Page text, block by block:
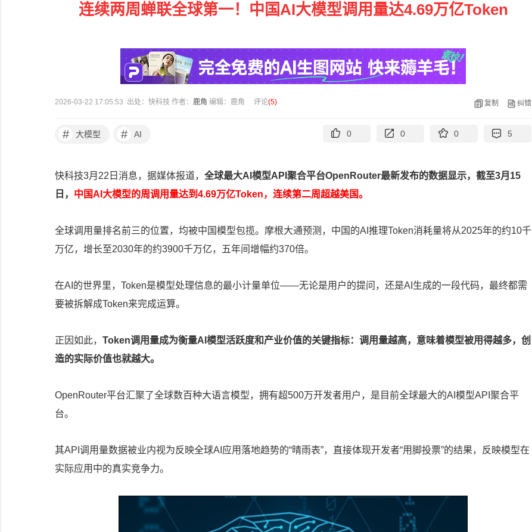
连续两周蝉联全球第一！中国AI大模型调用量达4.69万亿Token
2026-03-22 17:05:53 出处：快科技 作者： 鹿角 编辑：鹿角 评论(5) 复制 纠错
# 大模型 # AI 0 0 0 5
快科技3月22日消息，据媒体报道， 全球最大AI模型API聚合平台OpenRouter最新发布的数据显示，截至3月15
日， 中国AI大模型的周调用量达到4.69万亿Token，连续第二周超越美国。
全球调用量排名前三的位置，均被中国模型包揽。摩根大通预测，中国的AI推理Token消耗量将从2025年的约10千
万亿，增长至2030年的约3900千万亿，五年间增幅约370倍。
在AI的世界里，Token是模型处理信息的最小计量单位——无论是用户的提问，还是AI生成的一段代码，最终都需
要被拆解成Token来完成运算。
正因如此， Token调用量成为衡量AI模型活跃度和产业价值的关键指标：调用量越高，意味着模型被用得越多，创
造的实际价值也就越大。
OpenRouter平台汇聚了全球数百种大语言模型，拥有超500万开发者用户，是目前全球最大的AI模型API聚合平
台。
其API调用量数据被业内视为反映全球AI应用落地趋势的“晴雨表”，直接体现开发者“用脚投票”的结果，反映模型在
实际应用中的真实竞争力。